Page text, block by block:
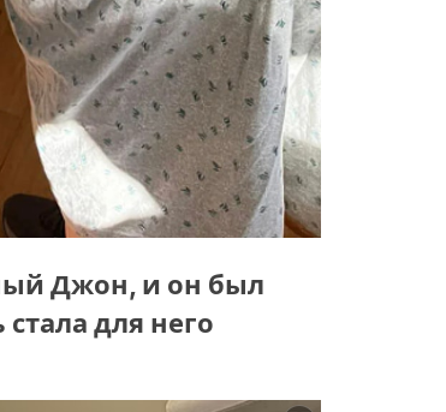
Джон, и он был
для него